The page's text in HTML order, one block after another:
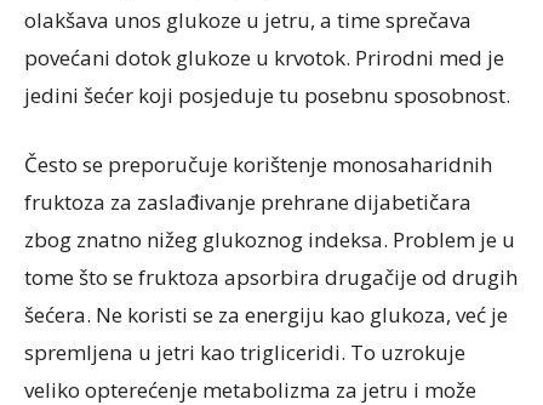
olakšava unos glukoze u jetru, a time sprečava
povećani dotok glukoze u krvotok. Prirodni med je
jedini šećer koji posjeduje tu posebnu sposobnost.
Često se preporučuje korištenje monosaharidnih
fruktoza za zaslađivanje prehrane dijabetičara
zbog znatno nižeg glukoznog indeksa. Problem je u
tome što se fruktoza apsorbira drugačije od drugih
šećera. Ne koristi se za energiju kao glukoza, već je
spremljena u jetri kao trigliceridi. To uzrokuje
veliko opterećenje metabolizma za jetru i može